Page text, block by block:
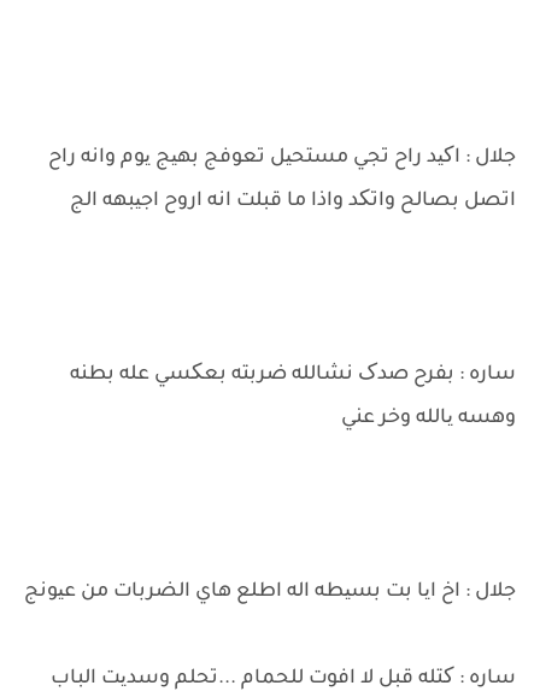
جلال : اکید راح تجي مستحیل تعوفج بهیج یوم وانه راح
اتصل بصالح واتکد واذا ما قبلت انه اروح اجیبهه الج
ساره : بفرح صدک نشالله ضربته بعکسي عله بطنه
وهسه یالله وخر عني
جلال : اخ ایا بت بسیطه اله اطلع هاي الضربات من عیونج
ساره : کتله قبل لا افوت للحمام ...تحلم وسدیت الباب